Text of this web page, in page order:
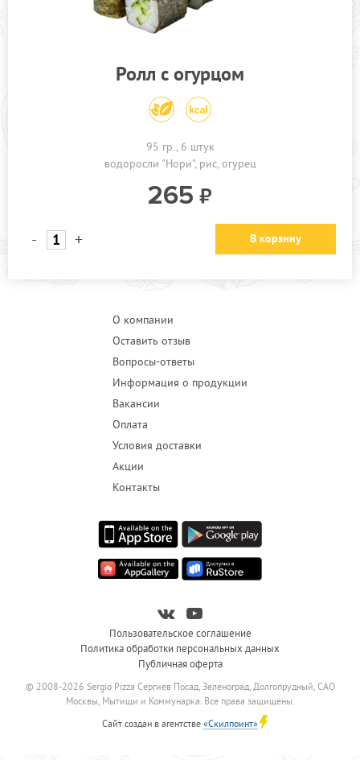
Ролл с огурцом
95 гр., 6 штук
водоросли "Нори" рис огурец
265
- + В корзину
О компании
Оставить отзыв
Вопросы-ответы
Информация о продукции
Вакансии
Оплата
Условия доставки
Акции
Контакты
Пользовательское соглашение
Политика обработки персональных данных
Публичная оферта
© 2008-2026 Sergio Pizza Сергиев Посад, Зеленоград, Долгопрудный, САО
Москвы, Мытищи и Коммунарка. Все права защищены.
Сайт создан в агентстве «Скилпоинт»